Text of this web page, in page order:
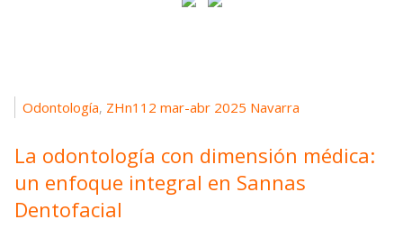
Odontología, ZHn112 mar-abr 2025 Navarra
La odontología con dimensión médica:
un enfoque integral en Sannas
Dentofacial